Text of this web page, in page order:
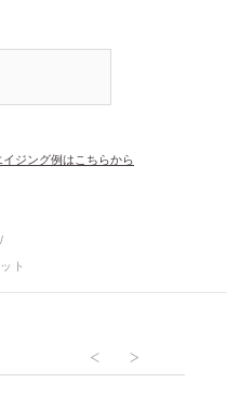
ジング例はこちらから
/
ト